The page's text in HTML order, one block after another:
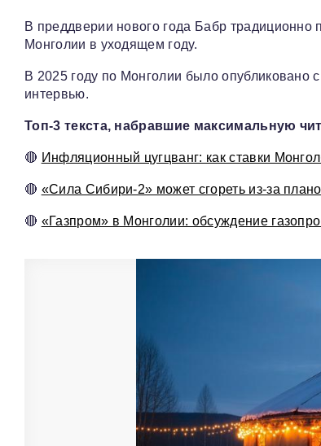
В преддверии нового года Бабр традиционно
Монголии в уходящем году.
В 2025 году по Монголии было опубликовано
интервью.
Топ-3 текста, набравшие максимальную
🔴 Инфляционный цугцванг: как ставки
🔴 «Сила Сибири-2» может сгореть из-за
🔴 «Газпром» в Монголии: обсуждение